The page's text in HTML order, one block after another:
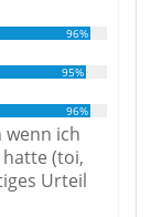
96%
95%
96%
wenn ich
(toi,
Urteil